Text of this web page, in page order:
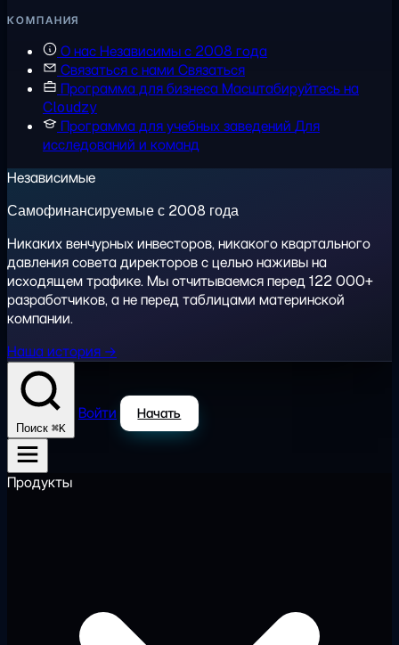
КОМПАНИЯ
О насНезависимы с 2008 года
Связаться с нами Связаться
Программа для бизнесаМасштабируйтесь на
Cloudzy
Программа для учебных заведений Для
исследований и команд
Независимые
Самофинансируемые с 2008 года
Никаких венчурных инвесторов, никакого квартального
давления совета директоров с целью наживы на
исходящем трафике. Мы отчитываемся перед 122 000+
разработчиков, а не перед таблицами материнской
компании.
Наша история →
Поиск ⌘K
Войти Начать
Продукты